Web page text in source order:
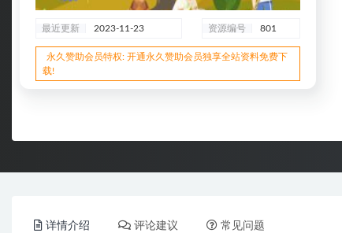
最近更新 2023-11-23 资源编号 801
永久赞助会员特权: 开通永久赞助会员独享全站资料免费下
载!
详情介绍 评论建议 常见问题